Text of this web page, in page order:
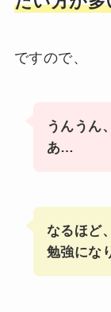
ですので、
うんうん
あ…
なるほど
勉強にな